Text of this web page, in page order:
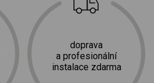
doprava
a profesionální
instalace zdarma